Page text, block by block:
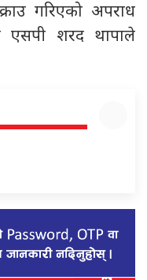
गरिएको अपराध
एसपी शरद थापाले